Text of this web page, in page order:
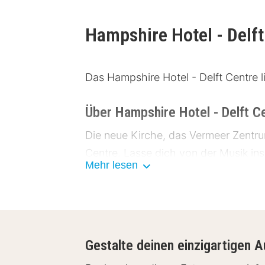
Hampshire Hotel -
Das Hampshire Hotel - Delft Centre
Über Hampshire Hotel - Delft
Die neue Kirche, das Vermeer
Centre. Lasse dich von der Musik
Wochenende in Delft!
Kaffee- und Teezubehör,
Mehr lesen
Gestalte deinen einzigartigen